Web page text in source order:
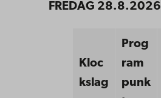
FREDAG 28.8.2026
Kloc
kslag
Prog
ram
punk